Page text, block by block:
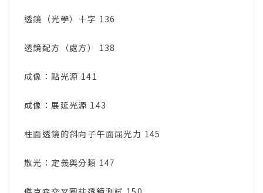
透鏡（光學）十字 136
透鏡配方（處方） 138
成像：點光源 141
成像：展延光源 143
柱面透鏡的斜向子午面屈光力 145
散光：定義與分類 147